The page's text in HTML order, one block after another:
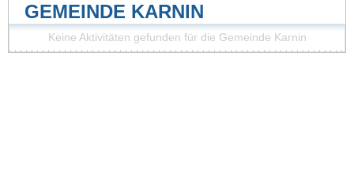
GEMEINDE KARNIN
Keine Aktivitäten gefunden für die Gemeinde Karnin